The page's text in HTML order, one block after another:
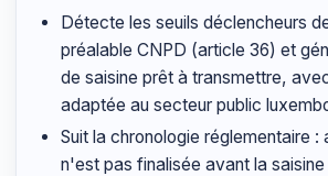
Détecte les seuils déclencheurs
préalable CNPD (article 36) et
de saisine prêt à transmettre,
adaptée au secteur public
Suit la chronologie réglementaire :
n'est pas finalisée avant la saisine